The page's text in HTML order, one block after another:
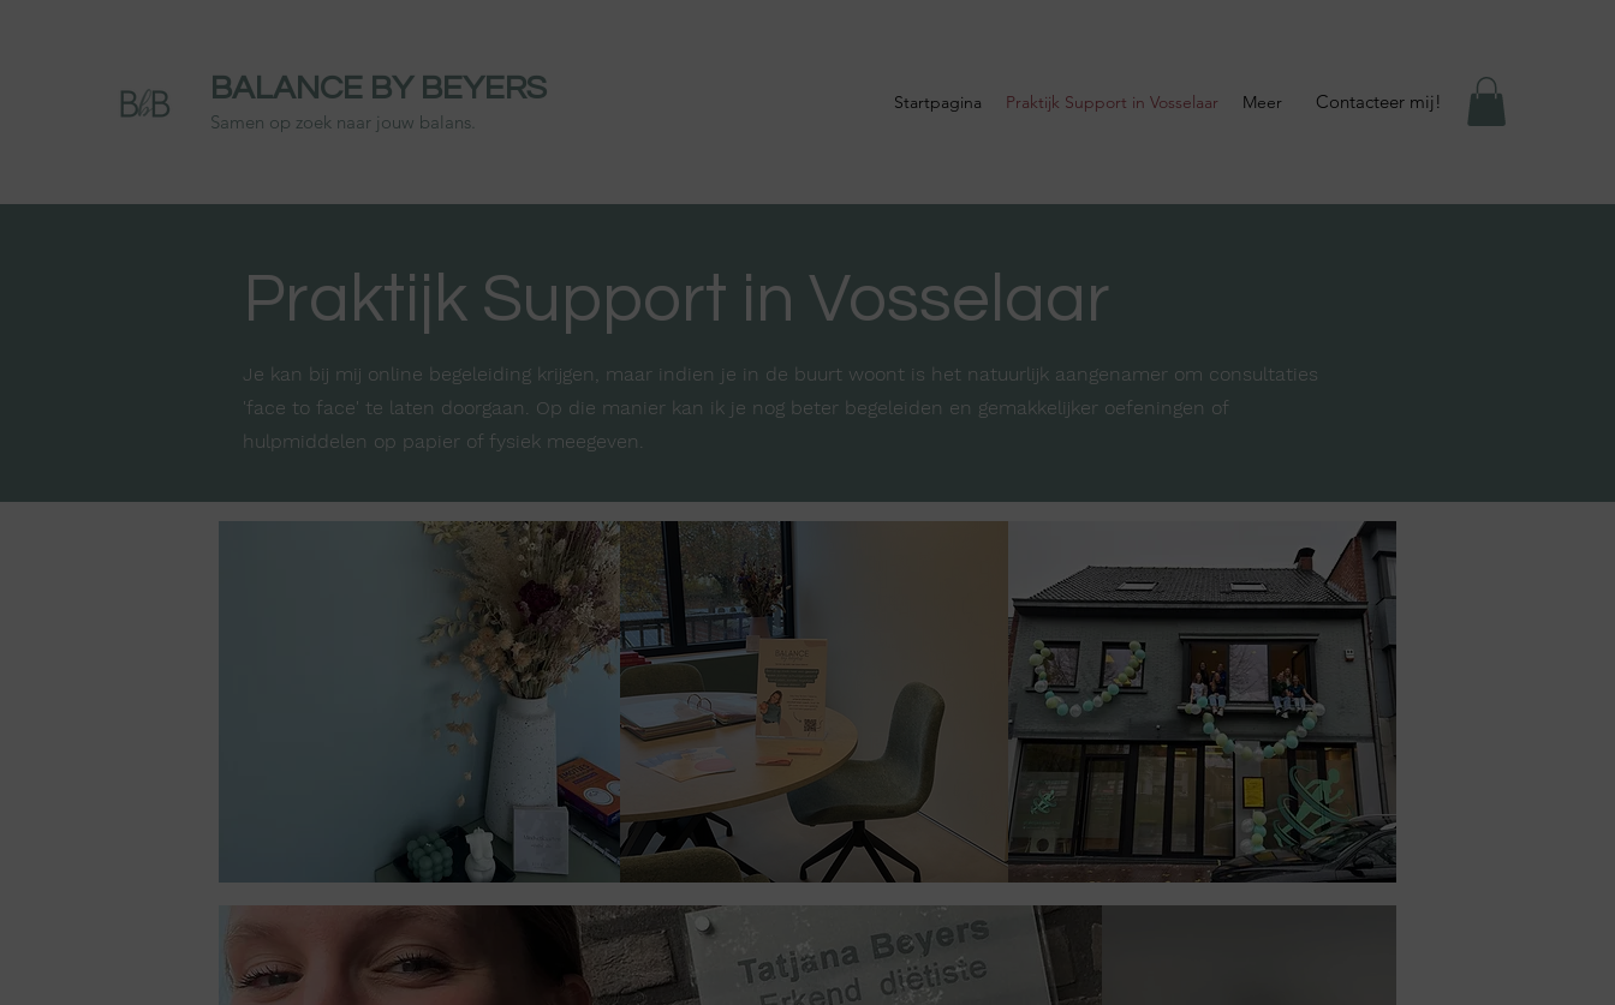
BALANCE BY BEYERS
Samen op zoek naar jouw balans.
Startpagina Praktijk Support in Vosselaar Meer Contacteer mij!
Praktijk Support in Vosselaar
Je kan bij mij online begeleiding krijgen, maar indien je in de buurt woont is het natuurlijk aangenamer om consultaties
'face to face' te laten doorgaan. Op die manier kan ik je nog beter begeleiden en gemakkelijker oefeningen of
hulpmiddelen op papier of fysiek meegeven.